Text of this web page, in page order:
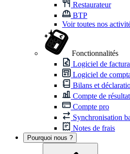
Restaurateur
BTP
Voir toutes nos
Fonctionnalités
Logiciel de
Logiciel de
Bilans et
Compte de
Compte pro
Synchronisation
Notes de frais
Pourquoi nous ?